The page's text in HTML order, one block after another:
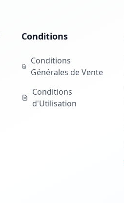
Conditions
Conditions
Générales de Vente
Conditions
d'Utilisation